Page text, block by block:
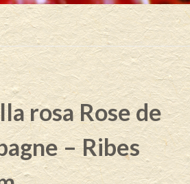
rosa Rose de
– Ribes